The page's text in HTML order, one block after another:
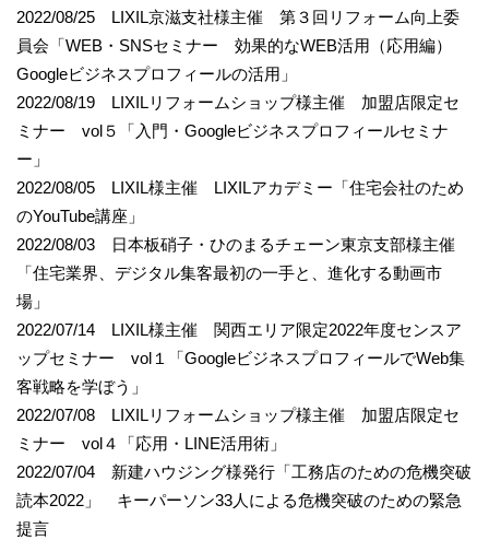
2022/08/25 LIXIL京滋支社様主催 第３回リフォーム向上委
員会「WEB・SNSセミナー 効果的なWEB活用（応用編）
Googleビジネスプロフィールの活用」
2022/08/19 LIXILリフォームショップ様主催 加盟店限定セ
ミナー vol５「入門・Googleビジネスプロフィールセミナ
ー」
2022/08/05 LIXIL様主催 LIXILアカデミー「住宅会社のため
のYouTube講座」
2022/08/03 日本板硝子・ひのまるチェーン東京支部様主催
「住宅業界、デジタル集客最初の一手と、進化する動画市
場」
2022/07/14 LIXIL様主催 関西エリア限定2022年度センスア
ップセミナー vol１「GoogleビジネスプロフィールでWeb集
客戦略を学ぼう」
2022/07/08 LIXILリフォームショップ様主催 加盟店限定セ
ミナー vol４「応用・LINE活用術」
2022/07/04 新建ハウジング様発行「工務店のための危機突破
読本2022」 キーパーソン33人による危機突破のための緊急
提言